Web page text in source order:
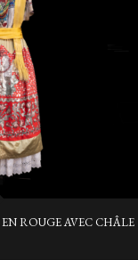
ROUGE AVEC CHÂLE